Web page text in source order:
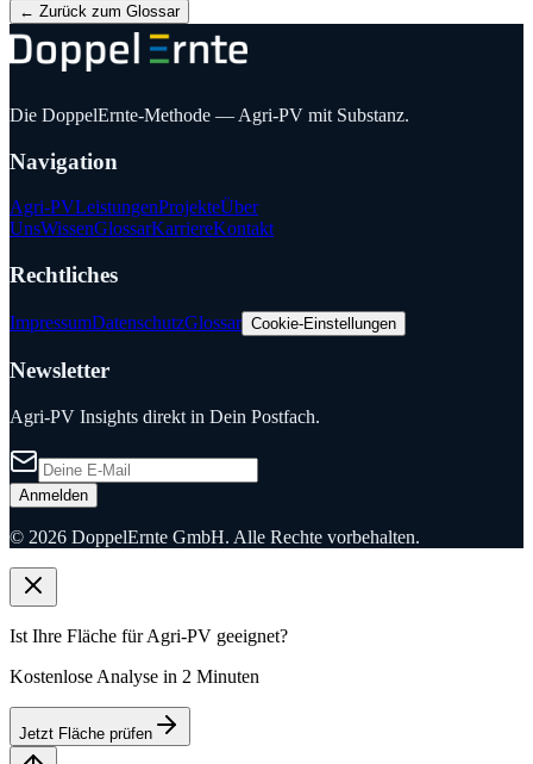
← Zurück zum Glossar
Die DoppelErnte-Methode — Agri-PV mit Substanz.
Navigation
Agri-PVLeistungenProjekteÜber
UnsWissenGlossarKarriereKontakt
Rechtliches
ImpressumDatenschutzGlossar Cookie-Einstellungen
Newsletter
Agri-PV Insights direkt in Dein Postfach.
Anmelden
© 2026 DoppelErnte GmbH. Alle Rechte vorbehalten.
Ist Ihre Fläche für Agri-PV geeignet?
Kostenlose Analyse in 2 Minuten
Jetzt Fläche prüfen